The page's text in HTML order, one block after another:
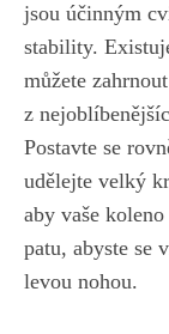
jsou účinným
stability.
můžete
z
Postavte se
udělejte velký
aby vaše
patu, abyste se
levou nohou.